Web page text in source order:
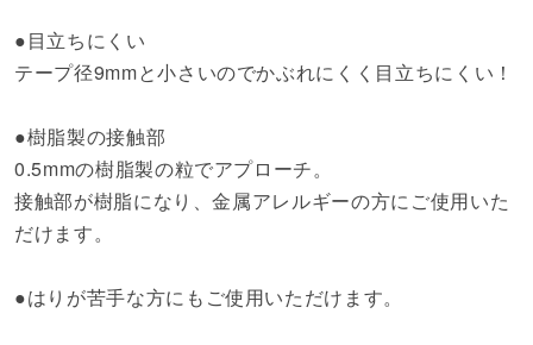
●目立ちにくい
テープ径9mmと小さいのでかぶれにくく目立ちにくい！
●樹脂製の接触部
0.5mmの樹脂製の粒でアプローチ。
接触部が樹脂になり、金属アレルギーの方にご使用いた
だけます。
●はりが苦手な方にもご使用いただけます。